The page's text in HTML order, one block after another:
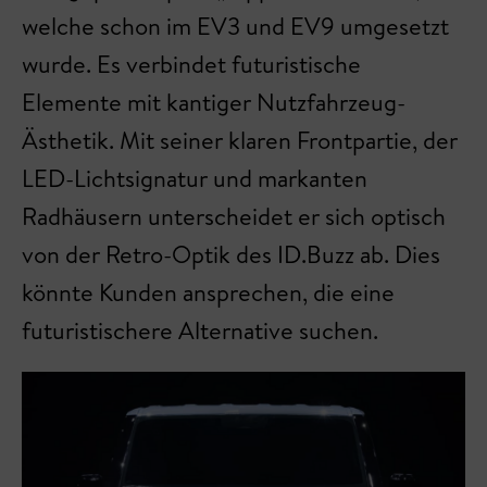
welche schon im EV3 und EV9 umgesetzt
wurde. Es verbindet futuristische
Elemente mit kantiger Nutzfahrzeug-
Ästhetik. Mit seiner klaren Frontpartie, der
LED-Lichtsignatur und markanten
Radhäusern unterscheidet er sich optisch
von der Retro-Optik des ID.Buzz ab. Dies
könnte Kunden ansprechen, die eine
futuristischere Alternative suchen.